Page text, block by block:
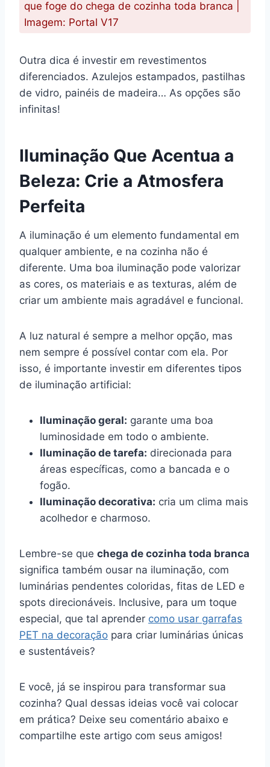
que foge do chega de cozinha toda branca |
Imagem: Portal V17
Outra dica é investir em revestimentos
diferenciados. Azulejos estampados, pastilhas
de vidro, painéis de madeira… As opções são
infinitas!
Iluminação Que Acentua a
Beleza: Crie a Atmosfera
Perfeita
A iluminação é um elemento fundamental em
qualquer ambiente, e na cozinha não é
diferente. Uma boa iluminação pode valorizar
as cores, os materiais e as texturas, além de
criar um ambiente mais agradável e funcional.
A luz natural é sempre a melhor opção, mas
nem sempre é possível contar com ela. Por
isso, é importante investir em diferentes tipos
de iluminação artificial:
Iluminação geral: garante uma boa
luminosidade em todo o ambiente.
Iluminação de tarefa: direcionada para
áreas específicas, como a bancada e o
fogão.
Iluminação decorativa: cria um clima mais
acolhedor e charmoso.
Lembre-se que chega de cozinha toda branca
significa também ousar na iluminação, com
luminárias pendentes coloridas, fitas de LED e
spots direcionáveis. Inclusive, para um toque
especial, que tal aprender como usar garrafas
PET na decoração para criar luminárias únicas
e sustentáveis?
E você, já se inspirou para transformar sua
cozinha? Qual dessas ideias você vai colocar
em prática? Deixe seu comentário abaixo e
compartilhe este artigo com seus amigos!